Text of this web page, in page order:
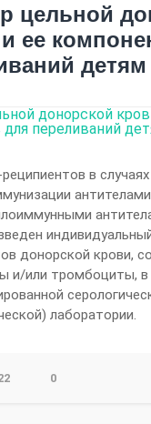
цельной
ее
детям
в
донорской крови,
и/или тромбоциты, в
лаборатории.
0